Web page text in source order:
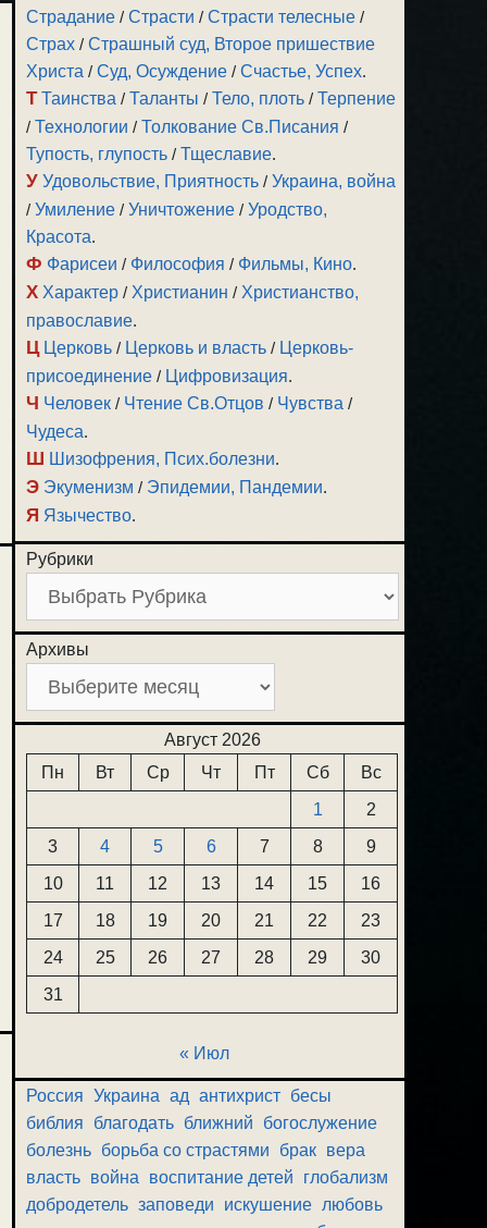
Страдание /Страсти /Страсти телесные /
Страх /Страшный суд, Второе пришествие
Христа /Суд, Осуждение /Счастье, Успех.
Т Таинства /Таланты /Тело, плоть /Терпение
/Технологии /Толкование Св.Писания /
Тупость, глупость /Тщеславие.
У Удовольствие, Приятность /Украина, война
/Умиление /Уничтожение /Уродство,
Красота.
Ф Фарисеи / Философия / Фильмы, Кино.
Х Характер / Христианин / Христианство,
православие.
Ц Церковь / Церковь и власть / Церковь-
присоединение / Цифровизация.
Ч Человек / Чтение Св.Отцов / Чувства /
Чудеса.
Ш Шизофрения, Псих.болезни.
Э Экуменизм / Эпидемии, Пандемии.
Я Язычество.
Рубрики
Архивы
Август 2026
Пн
Вт Ср Чт Пт Сб
Вс
1
2
3
4 5 6 7 8
9
10
11 12 13 14 15
16
17
18 19 20 21 22
23
24
25 26 27 28 29
30
31
« Июл
Россия Украина ад антихрист бесы
библия
благодать ближний
богослужение
болезнь борьба со страстями брак вера
власть война воспитание детей
глобализм
добродетель заповеди искушение любовь